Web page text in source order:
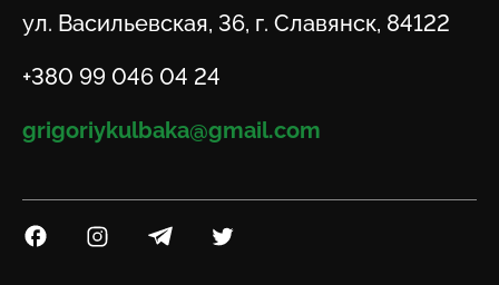
Адрес
ул. Васильевская, 36, г. Славянск, 84122
Телефон
+380 99 046 04 24
Email
grigoriykulbaka@gmail.com
Посилання на Facebook
Посилання на Instagram
Посилання на Telegram
Посилання на Twitter